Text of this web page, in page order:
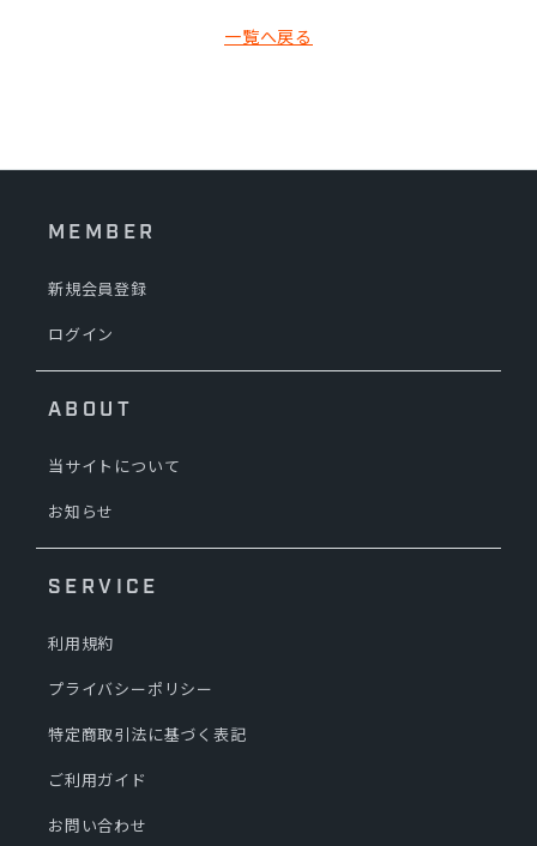
一覧へ戻る
MEMBER
新規会員登録
ログイン
ABOUT
当サイトについて
お知らせ
SERVICE
利用規約
プライバシーポリシー
特定商取引法に基づく表記
ご利用ガイド
お問い合わせ